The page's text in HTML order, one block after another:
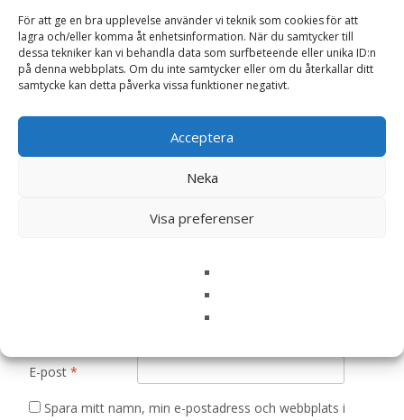
För att ge en bra upplevelse använder vi teknik som cookies för att
lagra och/eller komma åt enhetsinformation. När du samtycker till
dessa tekniker kan vi behandla data som surfbeteende eller unika ID:n
på denna webbplats. Om du inte samtycker eller om du återkallar ditt
samtycke kan detta påverka vissa funktioner negativt.
Acceptera
Neka
Visa preferenser
Bli först med att recensera
”Trädgårdsnattviol Mix ‘Late Violet’ frö –
Fröer”
är märkta*
E-post*
Spara mitt namn, min e-postadress och webbplats i